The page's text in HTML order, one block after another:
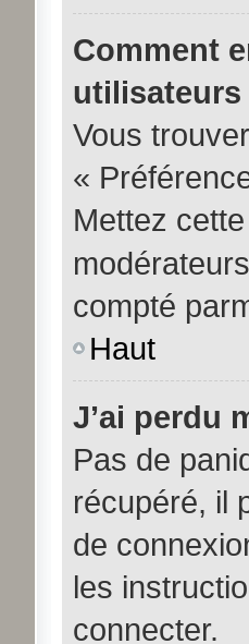
Comment
utilisateurs
Vous
«
Mettez
compté
Haut
J’ai perdu
Pas de
récupéré, il
de
les
connecter.